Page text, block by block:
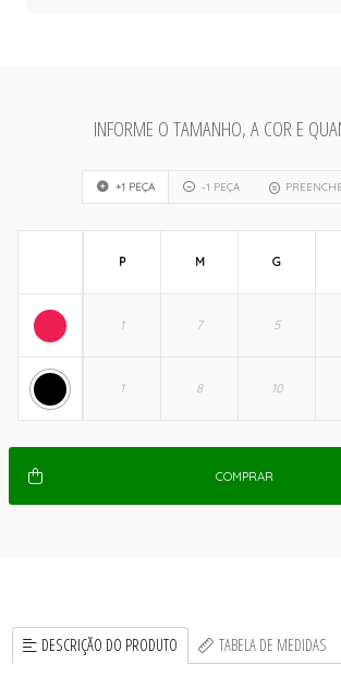
INFORME O TAMANHO, A COR E
+1 PEÇA -1 PEÇA
P M G
COMPRAR
DESCRIÇÃO DO PRODUTO TABELA DE MEDIDAS